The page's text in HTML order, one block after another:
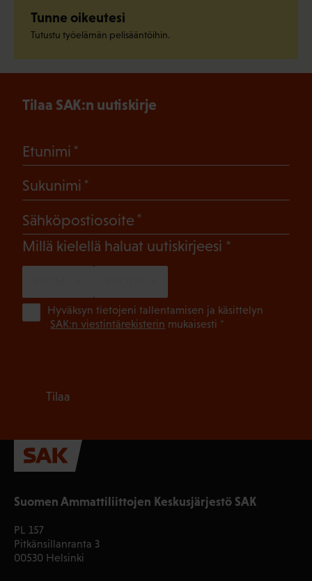
Tunne oikeutesi
Tutustu työelämän pelisääntöihin.
Suomen Ammattiliittojen Keskusjärjestö SAK
PL 157
Pitkänsillanranta 3
00530 Helsinki
Tilaa SAK:n uutiskirje
Etunimi
Sukunimi
Sähköpostiosoite
Millä kielellä haluat uutiskirjeesi (Pakollinen)
Hyväksyn tietojeni tallentamisen ja käsittelyn
SAK:n viestintärekisterin mukaisesti *
Tilaa